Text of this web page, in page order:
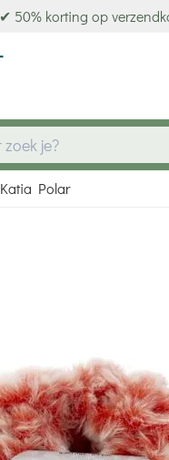
✔ 50% korting op
Katia Polar